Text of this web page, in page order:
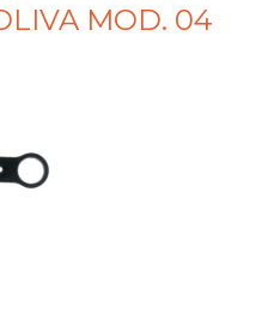
MOD. 04